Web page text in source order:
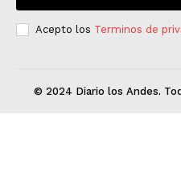
Acepto los Terminos de
© 2024 Diario los Andes.